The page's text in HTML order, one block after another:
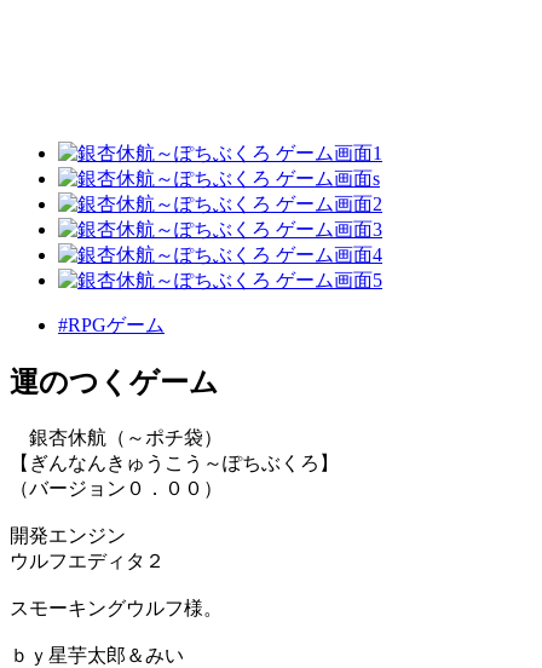
#RPGゲーム
運のつくゲーム
銀杏休航（～ポチ袋）
【ぎんなんきゅうこう～ぽちぶくろ】
（バージョン０．００）
開発エンジン
ウルフエディタ２
スモーキングウルフ様。
ｂｙ星芋太郎＆みい